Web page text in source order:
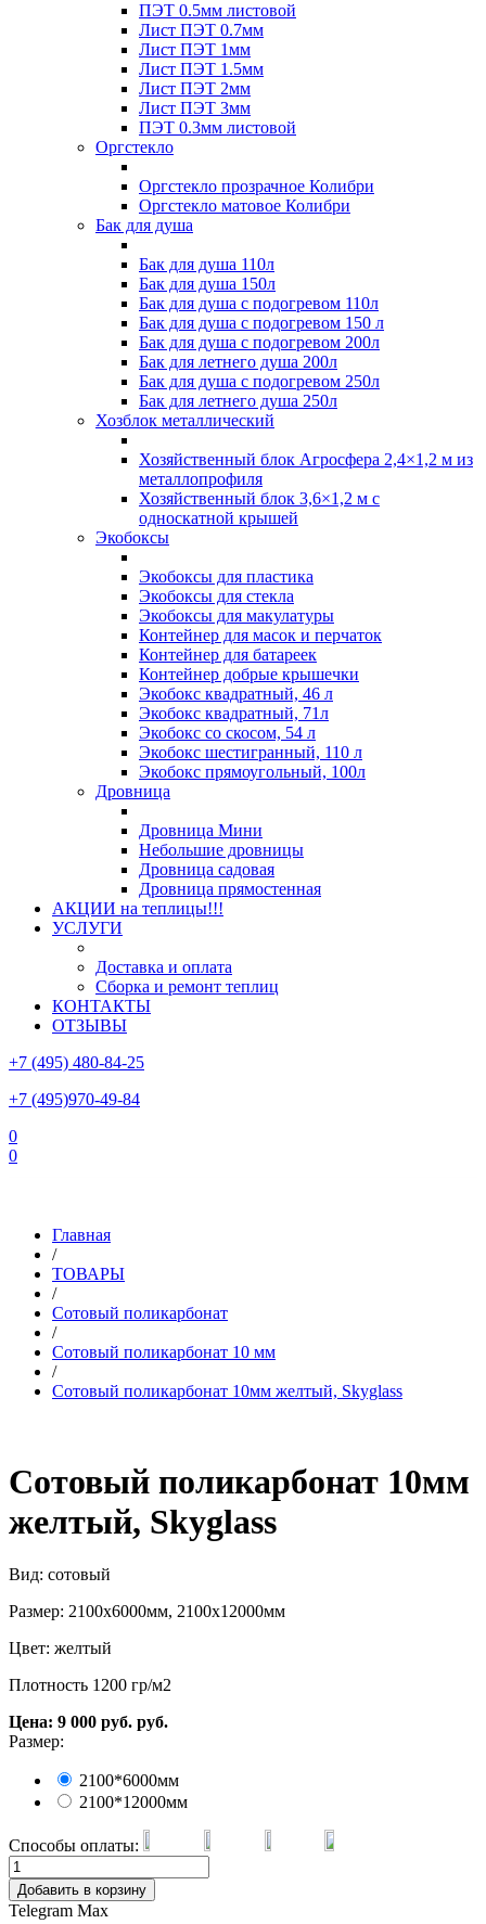
ПЭТ 0.5мм листовой
Лист ПЭТ 0.7мм
Лист ПЭТ 1мм
Лист ПЭТ 1.5мм
Лист ПЭТ 2мм
Лист ПЭТ 3мм
ПЭТ 0.3мм листовой
Оргстекло
Оргстекло прозрачное Колибри
Оргстекло матовое Колибри
Бак для душа
Бак для душа 110л
Бак для душа 150л
Бак для душа с подогревом 110л
Бак для душа с подогревом 150 л
Бак для душа с подогревом 200л
Бак для летнего душа 200л
Бак для душа с подогревом 250л
Бак для летнего душа 250л
Хозблок металлический
Хозяйственный блок Агросфера 2,4×1,2 м из
металлопрофиля
Хозяйственный блок 3,6×1,2 м с
односкатной крышей
Экобоксы
Экобоксы для пластика
Экобоксы для стекла
Экобоксы для макулатуры
Контейнер для масок и перчаток
Контейнер для батареек
Контейнер добрые крышечки
Экобокс квадратный, 46 л
Экобокс квадратный, 71л
Экобокс со скосом, 54 л
Экобокс шестигранный, 110 л
Экобокс прямоугольный, 100л
Дровница
Дровница Мини
Небольшие дровницы
Дровница садовая
Дровница прямостенная
АКЦИИ на теплицы!!!
УСЛУГИ
Доставка и оплата
Сборка и ремонт теплиц
КОНТАКТЫ
ОТЗЫВЫ
+7 (495) 480-84-25
+7 (495)970-49-84
0
0
Главная
/
ТОВАРЫ
/
Сотовый поликарбонат
/
Сотовый поликарбонат 10 мм
/
Сотовый поликарбонат 10мм желтый, Skyglass
Сотовый поликарбонат 10мм
желтый, Skyglass
Вид: сотовый
Размер: 2100х6000мм, 2100х12000мм
Цвет: желтый
Плотность 1200 гр/м2
Цена: 9 000 руб. руб.
Размер:
2100*6000мм
2100*12000мм
Способы оплаты:
Добавить в корзину
Telegram Max